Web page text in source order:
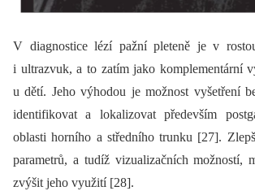
V dia­gnostice lézí pažní pleteně je v
i ultrazvuk, a to zatím jako komplementární
u dětí. Jeho výhodou je možnost vyšetření
identifikovat a lokalizovat především
oblasti horního a středního trunku [27].
parametrů, a tudíž vizualizačních možností,
zvýšit jeho využití [28].